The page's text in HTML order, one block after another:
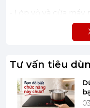
- Lớp vỏ và cửa
sơn tĩnh điện,
tróc sơn trong suốt
Tư vấn tiêu